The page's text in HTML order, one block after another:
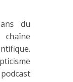
du